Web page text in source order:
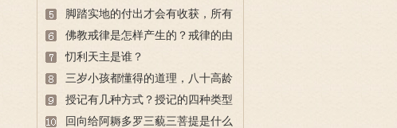
脚踏实地的付出才会有收获，所有
的付出都不会白费
佛教戒律是怎样产生的？戒律的由
来
忉利天主是谁？
三岁小孩都懂得的道理，八十高龄
也未必做得到
授记有几种方式？授记的四种类型
回向给阿耨多罗三藐三菩提是什么